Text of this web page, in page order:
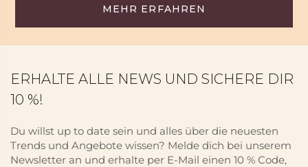
MEHR ERFAHREN
ERHALTE ALLE NEWS UND SICHERE DIR
10 %!
Du willst up to date sein und alles über die neuesten
Trends und Angebote wissen? Melde dich bei unserem
Newsletter an und erhalte per E-Mail einen 10 % Code,